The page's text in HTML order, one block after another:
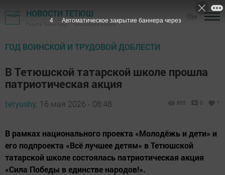
НОВОСТИ ТЕТЮШ
Газета "Авангард" - Тетюшский район
ГОД ВОИНСКОЙ И ТРУДОВОЙ ДОБЛЕСТИ
В Тетюшской татарской школе прошла
патриотическая акция
tetyushy, 16 мая 2026 - 08:48 855 0 1
В рамках национального проекта «Молодёжь и дети» и
его подпроекта «Всё лучшее детям» в Тетюшской
татарской школе состоялась патриотическая акция
«Сила Победы в единстве народов!».
2 Автоматическое закрытие баннера через